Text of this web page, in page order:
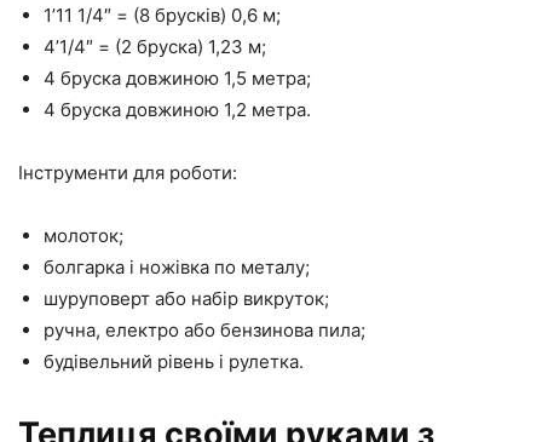
1’11 1/4″ = (8 брусків) 0,6 м;
4’1/4″ = (2 бруска) 1,23 м;
4 бруска довжиною 1,5 метра;
4 бруска довжиною 1,2 метра.
Інструменти для роботи:
молоток;
болгарка і ножівка по металу;
шуруповерт або набір викруток;
ручна, електро або бензинова пила;
будівельний рівень і рулетка.